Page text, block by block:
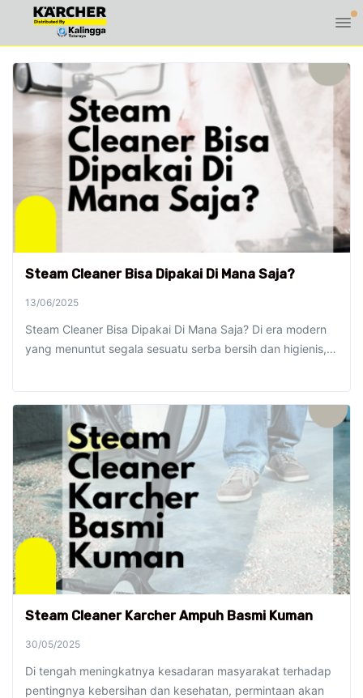
Steam Cleaner Bisa Dipakai Di Mana Saja?
13/06/2025
Steam Cleaner Bisa Dipakai Di Mana Saja? Di era modern
yang menuntut segala sesuatu serba bersih dan higienis,…
Steam Cleaner Karcher Ampuh Basmi Kuman
30/05/2025
Di tengah meningkatnya kesadaran masyarakat terhadap
pentingnya kebersihan dan kesehatan, permintaan akan